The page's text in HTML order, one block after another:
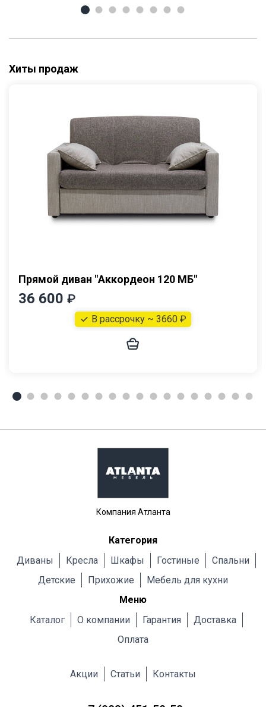
Хиты продаж
Прямой диван "Аккордеон 120 МБ"
36 600 ₽
В рассрочку ~ 3660 ₽
Компания Атланта
Категория
Диваны
Кресла Шкафы Гостиные
Cпальни
Детские
Прихожие
Мебель для кухни
Меню
Каталог
О компании Гарантия
Доставка
Оплата
Акции Статьи Контакты